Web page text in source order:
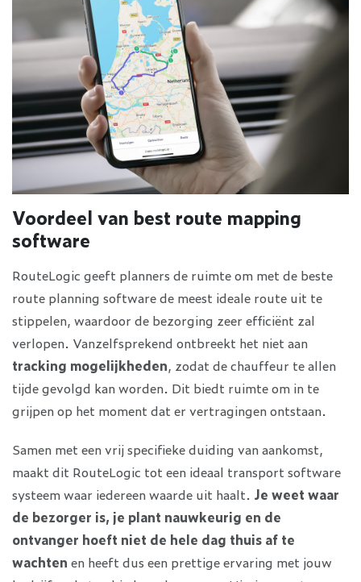
Voordeel van best route mapping
software
RouteLogic geeft planners de ruimte om met de beste
route planning software de meest ideale route uit te
stippelen, waardoor de bezorging zeer efficiënt zal
verlopen. Vanzelfsprekend ontbreekt het niet aan
tracking mogelijkheden, zodat de chauffeur te allen
tijde gevolgd kan worden. Dit biedt ruimte om in te
grijpen op het moment dat er vertragingen ontstaan.
Samen met een vrij specifieke duiding van aankomst,
maakt dit RouteLogic tot een ideaal transport software
systeem waar iedereen waarde uit haalt. Je weet waar
de bezorger is, je plant nauwkeurig en de
ontvanger hoeft niet de hele dag thuis af te
wachten en heeft dus een prettige ervaring met jouw